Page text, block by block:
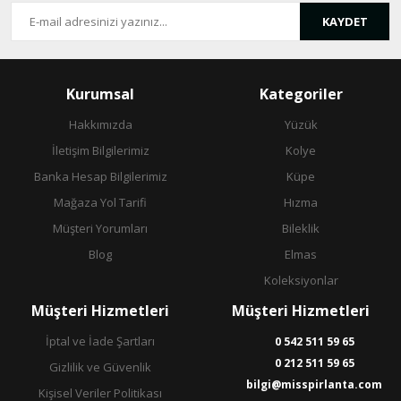
KAYDET
Kurumsal
Hakkımızda
İletişim Bilgilerimiz
Banka Hesap Bilgilerimiz
Mağaza Yol Tarifi
Müşteri Yorumları
Blog
Kategoriler
Yüzük
Kolye
Küpe
Hızma
Bileklik
Elmas
Koleksiyonlar
Müşteri Hizmetleri
İptal ve İade Şartları
Gizlilik ve Güvenlik
Kişisel Veriler Politikası
Müşteri Hizmetleri
0 542 511 59 65
0 212 511 59 65
bilgi@misspirlanta.com